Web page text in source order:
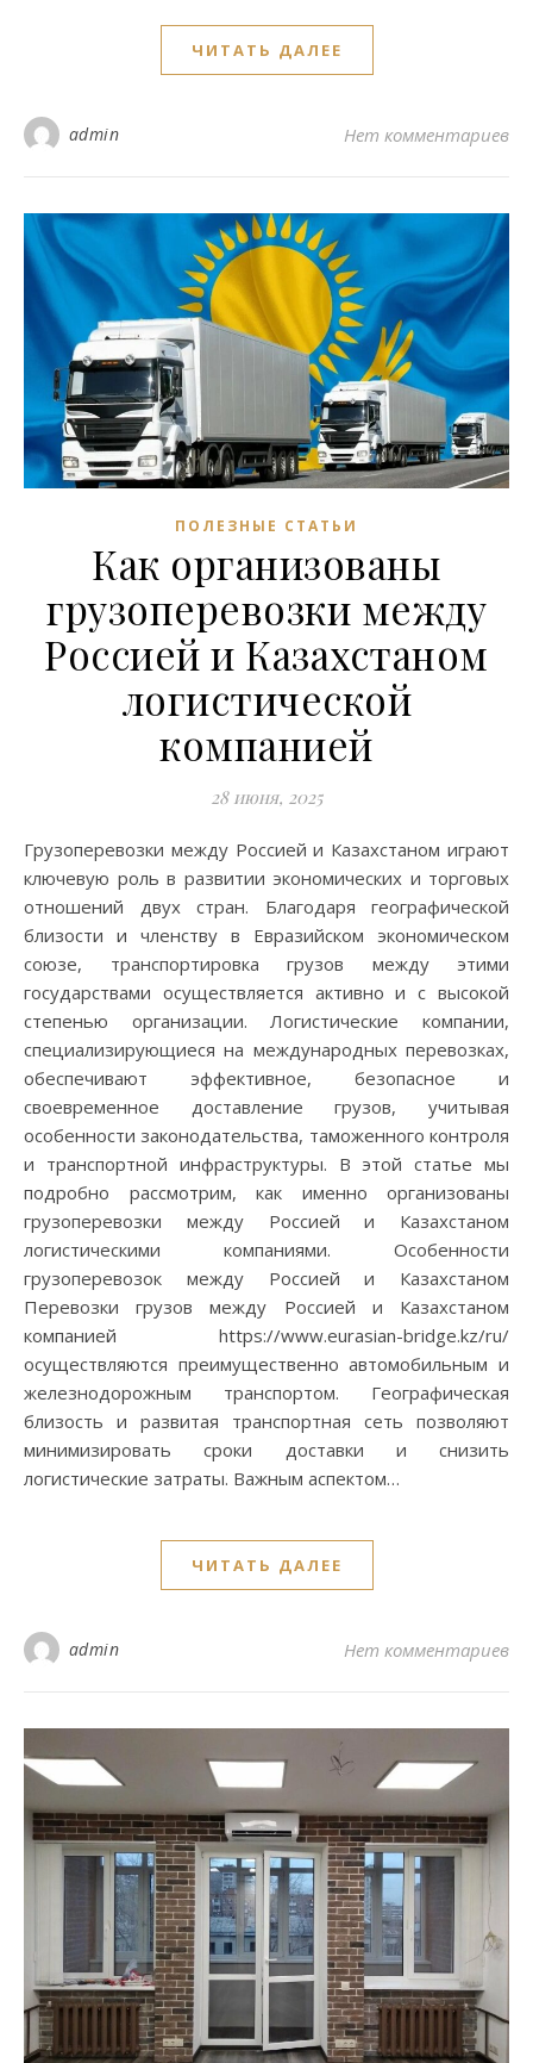
ЧИТАТЬ ДАЛЕЕ
admin Нет комментариев
ПОЛЕЗНЫЕ СТАТЬИ
Как организованы
грузоперевозки между
Россией и Казахстаном
логистической
компанией
28 июня, 2025
Грузоперевозки между Россией и Казахстаном играют
ключевую роль в развитии экономических и торговых
отношений двух стран. Благодаря географической
близости и членству в Евразийском экономическом
союзе, транспортировка грузов между этими
государствами осуществляется активно и с высокой
степенью организации. Логистические компании,
специализирующиеся на международных перевозках,
обеспечивают эффективное, безопасное и
своевременное доставление грузов, учитывая
особенности законодательства, таможенного контроля
и транспортной инфраструктуры. В этой статье мы
подробно рассмотрим, как именно организованы
грузоперевозки между Россией и Казахстаном
логистическими компаниями. Особенности
грузоперевозок между Россией и Казахстаном
Перевозки грузов между Россией и Казахстаном
компанией https://www.eurasian-bridge.kz/ru/
осуществляются преимущественно автомобильным и
железнодорожным транспортом. Географическая
близость и развитая транспортная сеть позволяют
минимизировать сроки доставки и снизить
логистические затраты. Важным аспектом…
ЧИТАТЬ ДАЛЕЕ
admin Нет комментариев